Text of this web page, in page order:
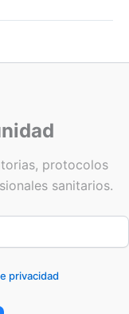
protocolos
sanitarios.
privacidad